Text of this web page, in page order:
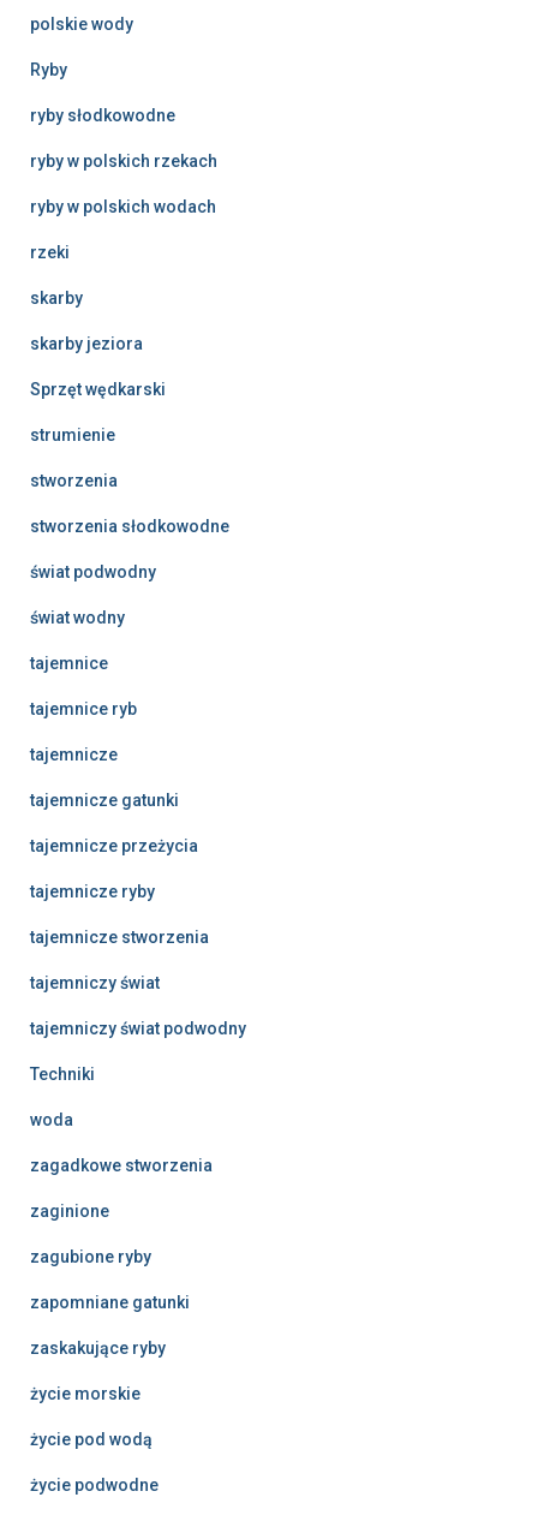
polskie wody
Ryby
ryby słodkowodne
ryby w polskich rzekach
ryby w polskich wodach
rzeki
skarby
skarby jeziora
Sprzęt wędkarski
strumienie
stworzenia
stworzenia słodkowodne
świat podwodny
świat wodny
tajemnice
tajemnice ryb
tajemnicze
tajemnicze gatunki
tajemnicze przeżycia
tajemnicze ryby
tajemnicze stworzenia
tajemniczy świat
tajemniczy świat podwodny
Techniki
woda
zagadkowe stworzenia
zaginione
zagubione ryby
zapomniane gatunki
zaskakujące ryby
życie morskie
życie pod wodą
życie podwodne